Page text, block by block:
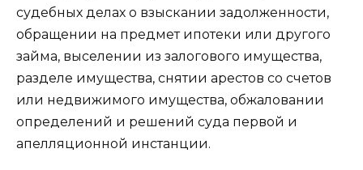
судебных делах о взыскании задолженности,
обращении на предмет ипотеки или другого
займа, выселении из залогового имущества,
разделе имущества, снятии арестов со счетов
или недвижимого имущества, обжаловании
определений и решений суда первой и
апелляционной инстанции.